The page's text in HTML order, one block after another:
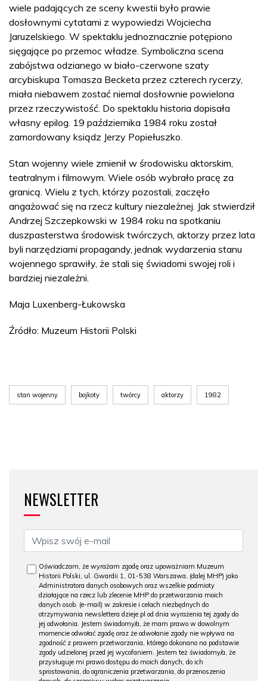
wiele padających ze sceny kwestii było prawie
dosłownymi cytatami z wypowiedzi Wojciecha
Jaruzelskiego. W spektaklu jednoznacznie potępiono
sięgające po przemoc władze. Symboliczna scena
zabójstwa odzianego w biało-czerwone szaty
arcybiskupa Tomasza Becketa przez czterech rycerzy,
miała niebawem zostać niemal dosłownie powielona
przez rzeczywistość. Do spektaklu historia dopisała
własny epilog. 19 października 1984 roku został
zamordowany ksiądz Jerzy Popiełuszko.
Stan wojenny wiele zmienił w środowisku aktorskim,
teatralnym i filmowym. Wiele osób wybrało pracę za
granicą. Wielu z tych, którzy pozostali, zaczęło
angażować się na rzecz kultury niezależnej. Jak stwierdził
Andrzej Szczepkowski w 1984 roku na spotkaniu
duszpasterstwa środowisk twórczych, aktorzy przez lata
byli narzędziami propagandy, jednak wydarzenia stanu
wojennego sprawiły, że stali się świadomi swojej roli i
bardziej niezależni.
Maja Luxenberg-Łukowska
Źródło: Muzeum Historii Polski
stan wojenny bojkoty twórcy aktorzy 1982
NEWSLETTER
Oświadczam, że wyrażam zgodę oraz upoważniam Muzeum
Historii Polski, ul. Gwardii 1, 01-538 Warszawa, (dalej MHP) jako
Administratora danych osobowych oraz wszelkie podmioty
działające na rzecz lub zlecenie MHP do przetwarzania moich
danych osob. (e-mail) w zakresie i celach niezbędnych do
otrzymywania newslettera dzieje.pl od dnia wyrażenia tej zgody do
jej odwołania. Jestem świadomy/a, że mam prawo w dowolnym
momencie odwołać zgodę oraz że odwołanie zgody nie wpływa na
zgodność z prawem przetwarzania, którego dokonano na podstawie
zgody udzielonej przed jej wycofaniem. Jestem też świadomy/a, że
przysługuje mi prawo dostępu do moich danych, do ich
sprostowania, do ograniczenia przetwarzania, do przenoszenia